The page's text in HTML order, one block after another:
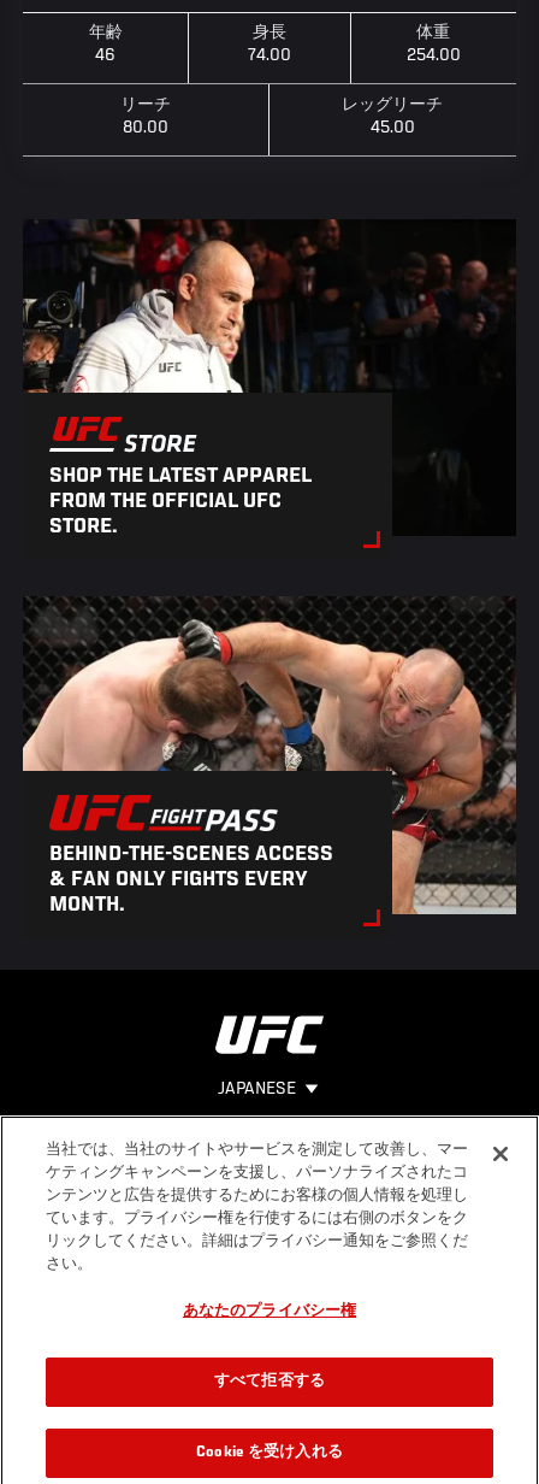
年齢
46
身長
74.00
体重
254.00
リーチ
80.00
レッグリーチ
45.00
SHOP THE LATEST APPAREL
FROM THE OFFICIAL UFC
STORE.
BEHIND-THE-SCENES ACCESS
& FAN ONLY FIGHTS EVERY
MONTH.
JAPANESE
Footer ヘルプ
法的事項
利用規約
個人情報保
当社では、当社のサイトやサービスを測定して改善し、マー
ケティングキャンペーンを支援し、パーソナライズされたコ
ンテンツと広告を提供するためにお客様の個人情報を処理し
ています。プライバシー権を行使するには右側のボタンをク
リックしてください。詳細はプライバシー通知をご参照くだ
さい。
あなたのプライバシー権
すべて拒否する
Cookie を受け入れる